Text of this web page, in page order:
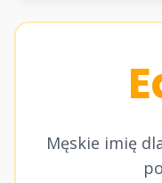
Męskie imię